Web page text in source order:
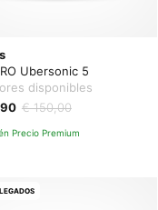
Ubersonic 5
disponibles
€ 150,00
Precio Premium